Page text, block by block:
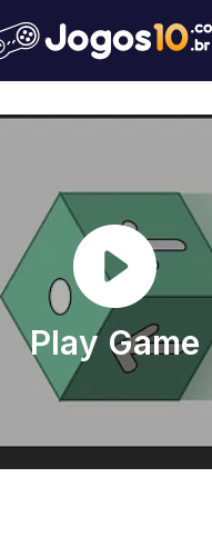
Play Game